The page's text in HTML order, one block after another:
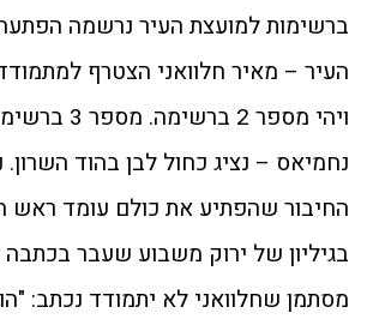
ברשימות למועצת העיר נרשמה
העיר – מאיר חלוואני הצטרף
ויהי מספר 2
נחמיאס – נציג כחול לבן בהוד
החיבור שהפתיע את כולם עומד ראש
בגיליון של ירוק משבוע שעבר
מסתמן שחלוואני לא יתמודד נכתב: